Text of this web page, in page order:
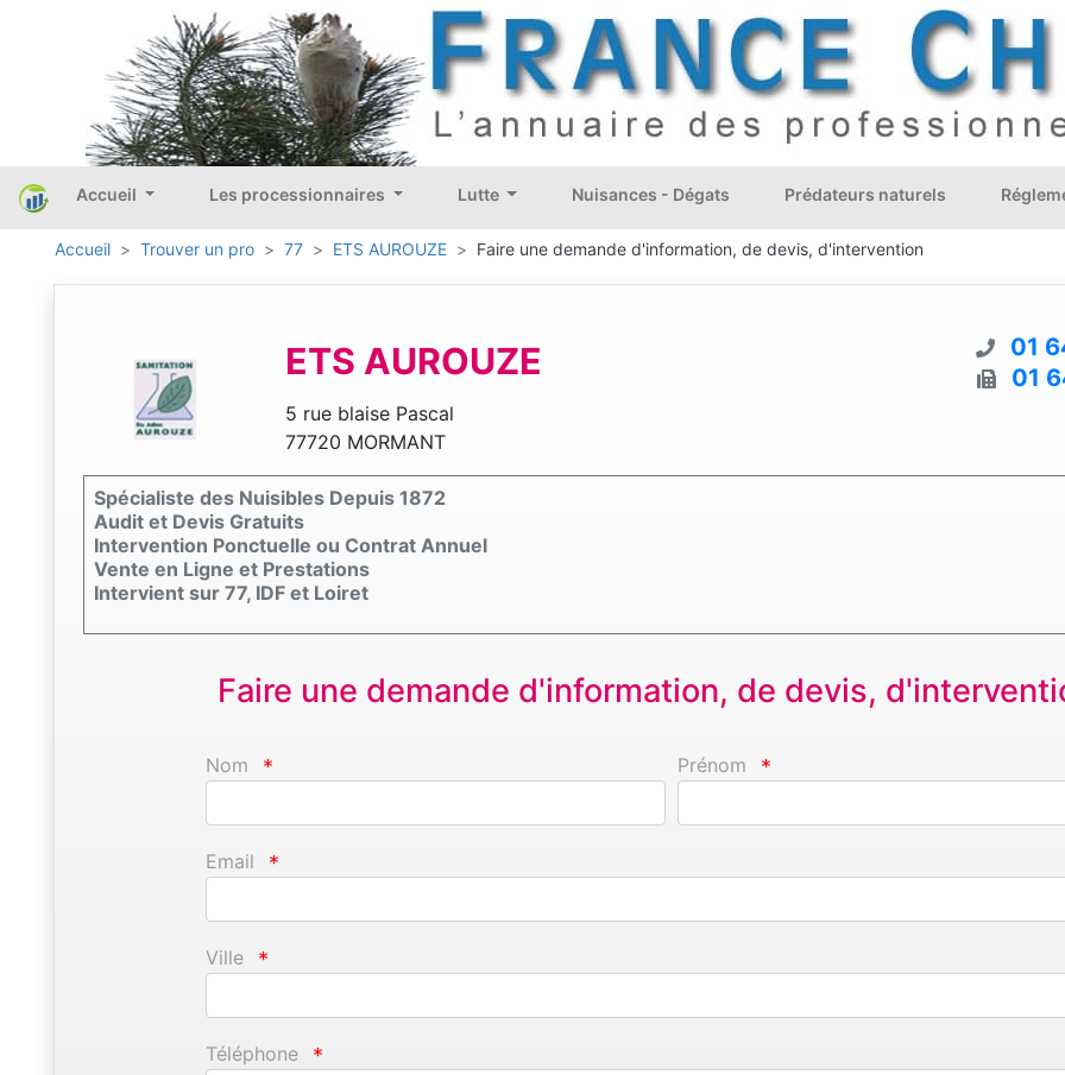
Accueil Les processionnaires Lutte Nuisances - Dégats Prédateurs naturels
Accueil Trouver un pro 77 ETS AUROUZE Faire une demande d'information, de devis, d'intervention
ETS AUROUZE
5 rue blaise Pascal
77720 MORMANT
01
01
Spécialiste des Nuisibles Depuis 1872
Audit et Devis Gratuits
Intervention Ponctuelle ou Contrat Annuel
Vente en Ligne et Prestations
Intervient sur 77, IDF et Loiret
Faire une demande d'information, de devis,
Nom * Prénom *
Email *
Ville *
Téléphone *